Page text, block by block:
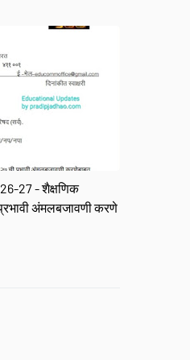
27 - शैक्षणिक
अंमलबजावणी करणे